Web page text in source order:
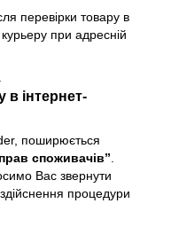
перевірки товару в
при адресній
в інтернет-
поширюється
споживачів”.
Вас звернути
процедури